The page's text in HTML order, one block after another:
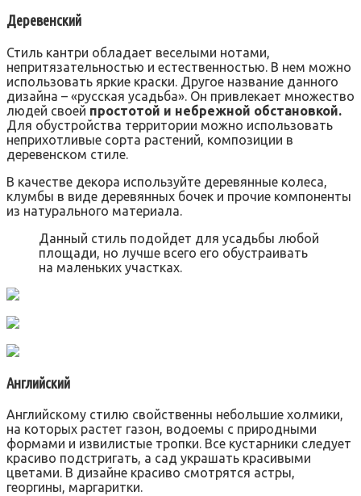
Деревенский
Стиль кантри обладает веселыми нотами,
непритязательностью и естественностью. В нем можно
использовать яркие краски. Другое название данного
дизайна – «русская усадьба». Он привлекает множество
людей своей простотой и небрежной обстановкой.
Для обустройства территории можно использовать
неприхотливые сорта растений, композиции в
деревенском стиле.
В качестве декора используйте деревянные колеса,
клумбы в виде деревянных бочек и прочие компоненты
из натурального материала.
Данный стиль подойдет для усадьбы любой
площади, но лучше всего его обустраивать
на маленьких участках.
Английский
Английскому стилю свойственны небольшие холмики,
на которых растет газон, водоемы с природными
формами и извилистые тропки. Все кустарники следует
красиво подстригать, а сад украшать красивыми
цветами. В дизайне красиво смотрятся астры,
георгины, маргаритки.